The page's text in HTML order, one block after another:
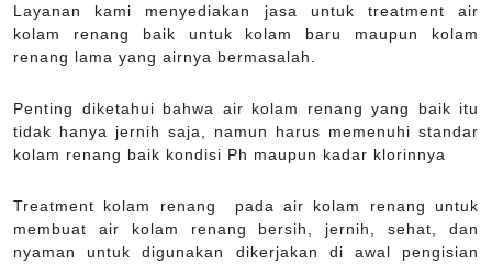
Layanan kami menyediakan jasa untuk treatment air
kolam renang baik untuk kolam baru maupun kolam
renang lama yang airnya bermasalah.
Penting diketahui bahwa air kolam renang yang baik itu
tidak hanya jernih saja, namun harus memenuhi standar
kolam renang baik kondisi Ph maupun kadar klorinnya
Treatment kolam renang pada air kolam renang untuk
membuat air kolam renang bersih, jernih, sehat, dan
nyaman untuk digunakan dikerjakan di awal pengisian